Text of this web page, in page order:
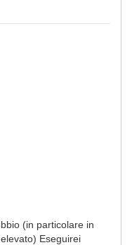
(in particolare in
Eseguirei